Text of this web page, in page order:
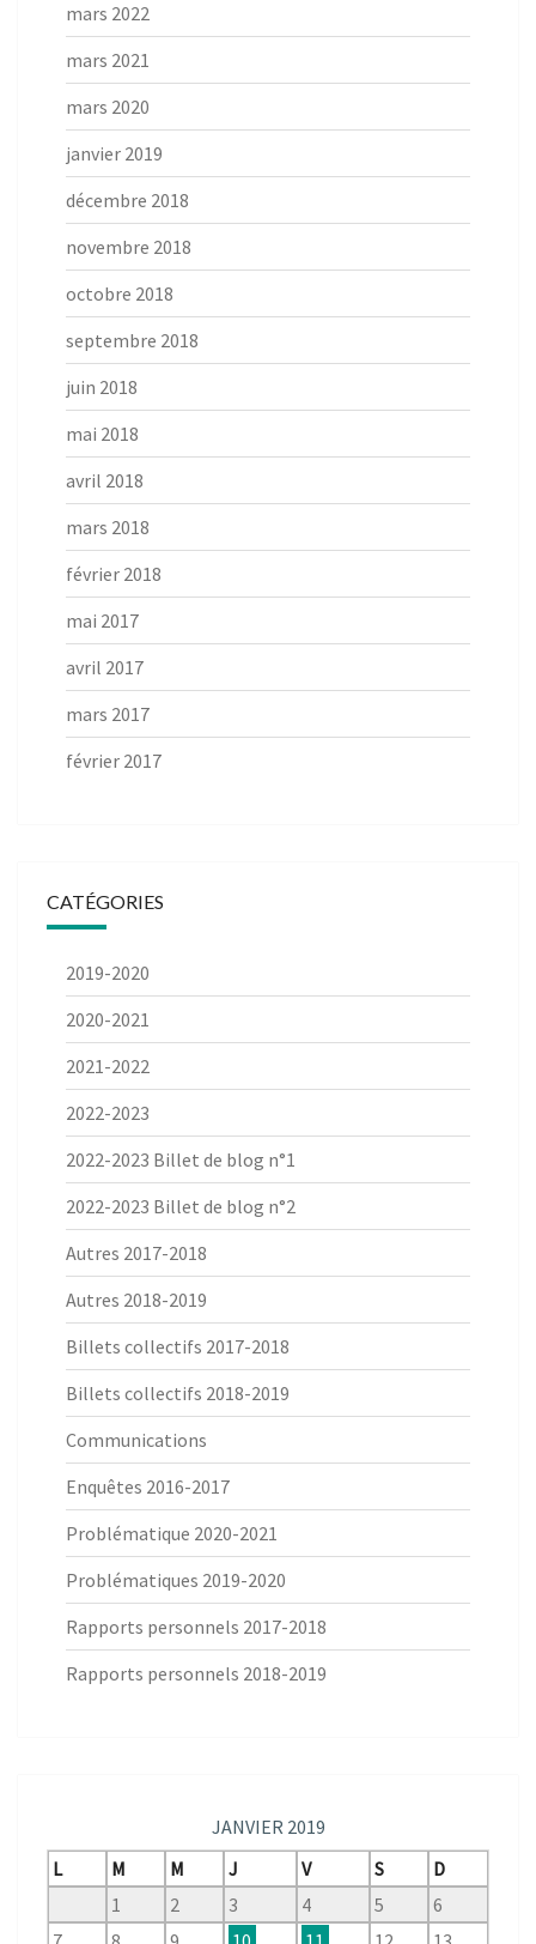
mars 2022
mars 2021
mars 2020
janvier 2019
décembre 2018
novembre 2018
octobre 2018
septembre 2018
juin 2018
mai 2018
avril 2018
mars 2018
février 2018
mai 2017
avril 2017
mars 2017
février 2017
CATÉGORIES
2019-2020
2020-2021
2021-2022
2022-2023
2022-2023 Billet de blog n°1
2022-2023 Billet de blog n°2
Autres 2017-2018
Autres 2018-2019
Billets collectifs 2017-2018
Billets collectifs 2018-2019
Communications
Enquêtes 2016-2017
Problématique 2020-2021
Problématiques 2019-2020
Rapports personnels 2017-2018
Rapports personnels 2018-2019
JANVIER 2019
L
M M J V S
D
1
2 3 4 5
6